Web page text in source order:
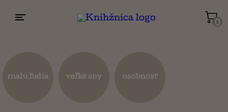
0
malú ľudia veľké sny osobnosť